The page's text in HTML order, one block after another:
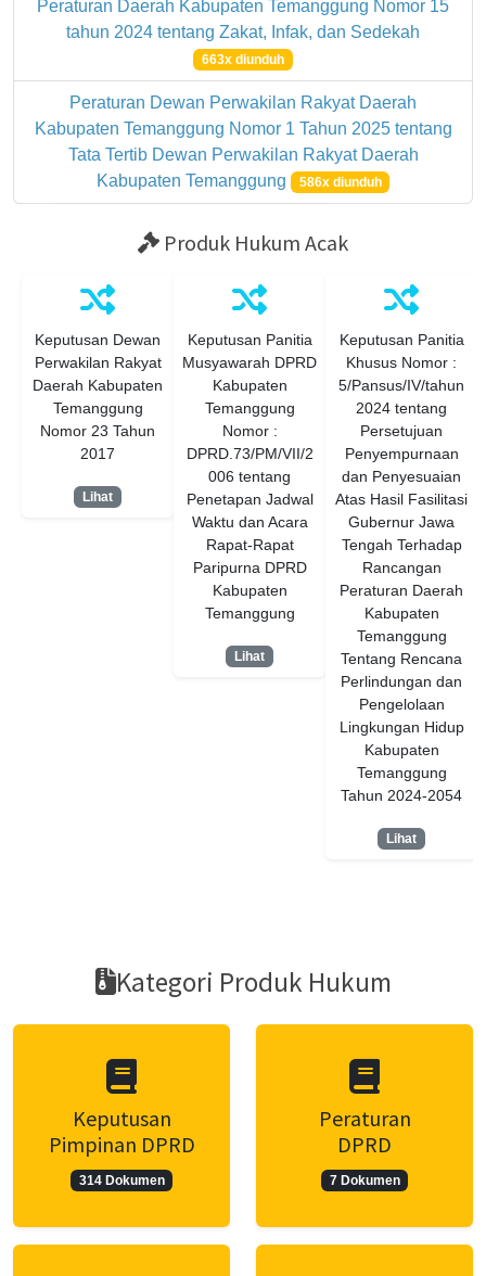
Peraturan Daerah Kabupaten Temanggung Nomor 15
tahun 2024 tentang Zakat, Infak, dan Sedekah
663x diunduh
Peraturan Dewan Perwakilan Rakyat Daerah
Kabupaten Temanggung Nomor 1 Tahun 2025 tentang
Tata Tertib Dewan Perwakilan Rakyat Daerah
Kabupaten Temanggung
586x diunduh
Produk Hukum Acak
Keputusan Dewan
Perwakilan Rakyat
Daerah Kabupaten
Temanggung
Nomor 23 Tahun
2017
Lihat
Keputusan Panitia
Musyawarah DPRD
Kabupaten
Temanggung
Nomor :
DPRD.73/PM/VII/2
006 tentang
Penetapan Jadwal
Waktu dan Acara
Rapat-Rapat
Paripurna DPRD
Kabupaten
Temanggung
Lihat
Keputusan Panitia
Khusus Nomor :
5/Pansus/IV/tahun
2024 tentang
Persetujuan
Penyempurnaan
dan Penyesuaian
Atas Hasil Fasilitasi
Gubernur Jawa
Tengah Terhadap
Rancangan
Peraturan Daerah
Kabupaten
Temanggung
Tentang Rencana
Perlindungan dan
Pengelolaan
Lingkungan Hidup
Kabupaten
Temanggung
Tahun 2024-2054
Lihat
Kategori Produk Hukum
Keputusan
Pimpinan DPRD
314 Dokumen
Peraturan
DPRD
7 Dokumen